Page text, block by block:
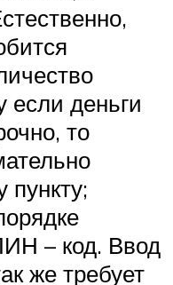
если деньги
то
пункту;
– код. Ввод
же требует